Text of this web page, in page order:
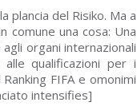
plancia del Risiko. Ma a
comune una cosa: Una
organi internazionali
alle qualificazioni per i
FIFA e omonimi
intensifies]